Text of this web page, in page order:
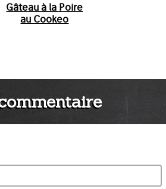
Gâteau à la Poire
au Cookeo